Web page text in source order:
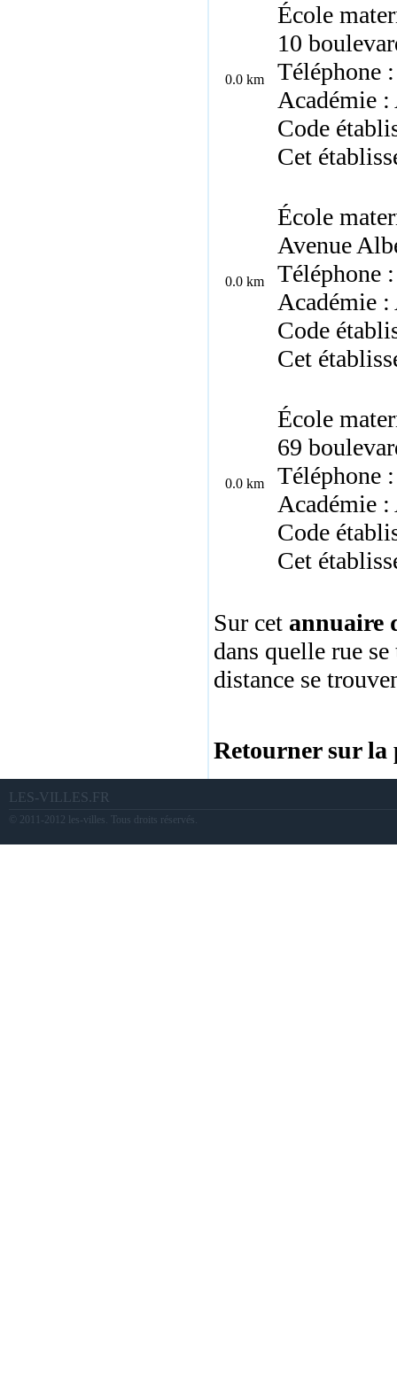
0.0 km
École
10
Téléphone
Académie
Code
Cet
0.0 km
École
Avenue
Téléphone
Académie
Code
Cet
0.0 km
École
69
Téléphone
Académie
Code
Cet
Sur cet annuaire
dans quelle rue
distance se
Retourner sur la
LES-VILLES.FR
© 2011-2012 les-villes. Tous droits réservés.